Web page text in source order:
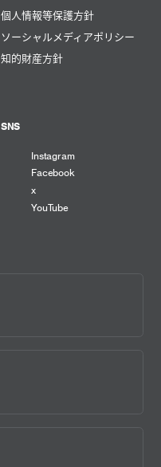
個人情報等保護方針
ソーシャルメディアポリシー
知的財産方針
SNS
Instagram
Facebook
x
YouTube